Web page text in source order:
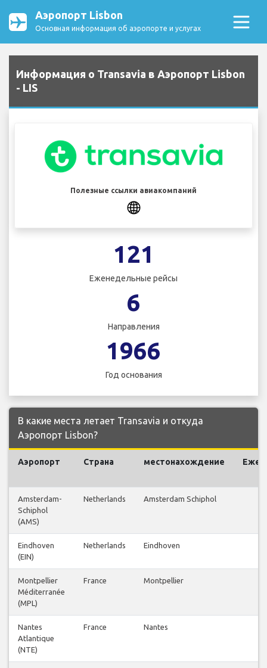
Аэропорт Lisbon
Основная информация об аэропорте и услугах
Информация о Transavia в Аэропорт Lisbon
- LIS
Полезные ссылки авиакомпаний
121
Еженедельные рейсы
6
Направления
1966
Год основания
В какие места летает Transavia и откуда
Аэропорт Lisbon?
Аэропорт Страна местонахождение
Amsterdam-
Schiphol
(AMS)
Netherlands Amsterdam Schiphol
Eindhoven
(EIN)
Netherlands Eindhoven
Montpellier
Méditerranée
(MPL)
France Montpellier
Nantes
Atlantique
(NTE)
France Nantes